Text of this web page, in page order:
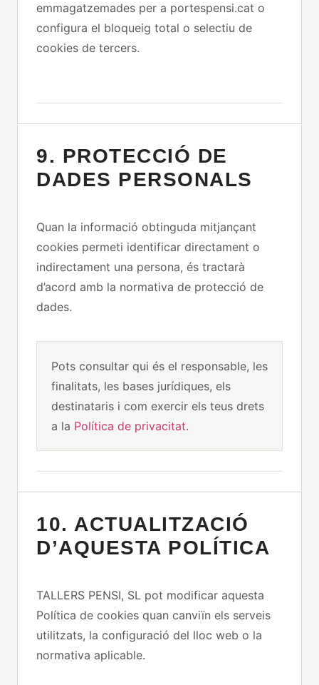
emmagatzemades per a portespensi.cat o
configura el bloqueig total o selectiu de
cookies de tercers.
9. PROTECCIÓ DE
DADES PERSONALS
Quan la informació obtinguda mitjançant
cookies permeti identificar directament o
indirectament una persona, és tractarà
d’acord amb la normativa de protecció de
dades.
Pots consultar qui és el responsable, les
finalitats, les bases jurídiques, els
destinataris i com exercir els teus drets
a la Política de privacitat.
10. ACTUALITZACIÓ
D’AQUESTA POLÍTICA
TALLERS PENSI, SL pot modificar aquesta
Política de cookies quan canviïn els serveis
utilitzats, la configuració del lloc web o la
normativa aplicable.